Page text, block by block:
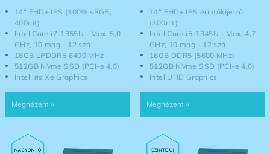
14" FHD+ IPS (100% sRGB,
400nit)
Intel Core i7-1355U - Max. 5,0
GHz, 10 mag - 12 szál
16GB LPDDR5 6400 MHz
512GB NVme SSD (PCI-e 4.0)
Intel Iris Xe Graphics
14" FHD+ IPS érintőkijelző
(300nit)
Intel Core i5-1345U - Max. 4,7
GHz, 10 mag - 12 szál
16GB DDR5 (5600 MHz)
512GB NVme SSD (PCI-e 4.0)
Intel UHD Graphics